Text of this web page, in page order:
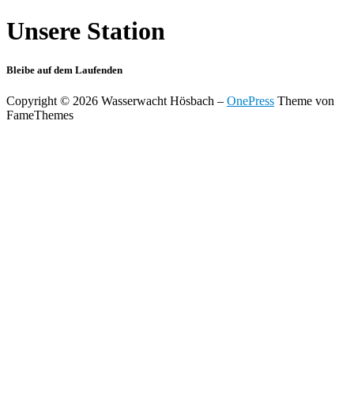
Unsere Station
Bleibe auf dem Laufenden
Copyright © 2026 Wasserwacht Hösbach – OnePress Theme von
FameThemes